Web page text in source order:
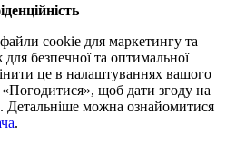
cookie для маркетингу та
безпечної та оптимальної
це в налаштуваннях вашого
щоб дати згоду на
Детальніше можна ознайомитися
.